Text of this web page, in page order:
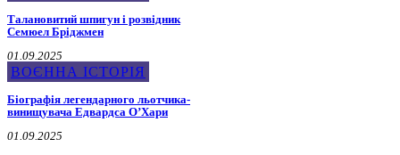
Талановитий шпигун і розвідник
Семюел Бріджмен
01.09.2025
ВОЄННА ІСТОРІЯ
Біографія легендарного льотчика-
винищувача Едвардса О’Хари
01.09.2025